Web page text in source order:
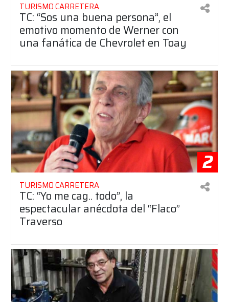
TURISMO CARRETERA
TC: “Sos una buena persona”, el
emotivo momento de Werner con
una fanática de Chevrolet en Toay
2
TURISMO CARRETERA
TC: “Yo me cag.. todo”, la
espectacular anécdota del “Flaco”
Traverso